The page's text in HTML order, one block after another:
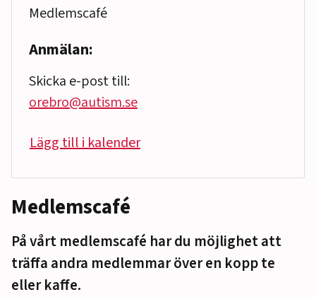
Medlemscafé
På vårt medlemscafé har du möjlighet att
träffa andra medlemmar över en kopp te
eller kaffe.
Medlemscafé
Anmälan:
Skicka e-post till:
orebro@autism.se
Lägg till i kalender